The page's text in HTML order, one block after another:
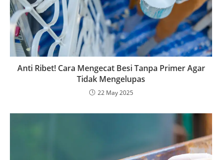
Anti Ribet! Cara Mengecat Besi Tanpa Primer Agar
Tidak Mengelupas
22 May 2025